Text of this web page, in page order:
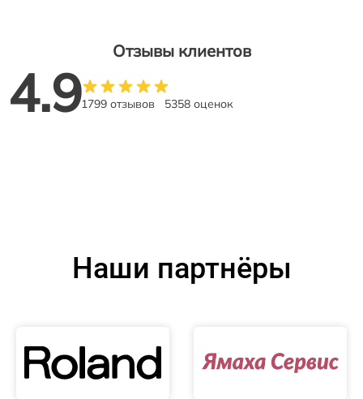
Отзывы клиентов
4.91799 отзывов 5358 оценок
Наши партнёры